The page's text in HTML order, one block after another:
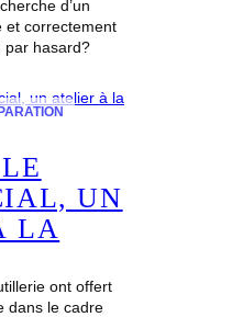
d’un
et correctement
par hasard?
UN
LA
ont offert
dans le cadre